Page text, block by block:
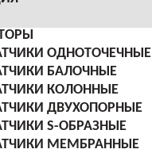
ОДНОТОЧЕЧНЫЕ
БАЛОЧНЫЕ
КОЛОННЫЕ
ДВУХОПОРНЫЕ
S-ОБРАЗНЫЕ
МЕМБРАННЫЕ